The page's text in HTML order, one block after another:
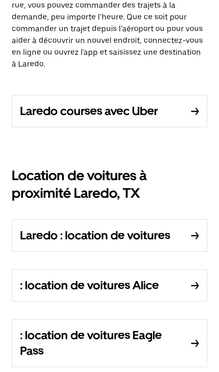
rue, vous pouvez commander des trajets à la
demande, peu importe l’heure. Que ce soit pour
commander un trajet depuis l’aéroport ou pour vous
aider à découvrir un nouvel endroit, connectez-vous
en ligne ou ouvrez l'app et saisissez une destination
à Laredo.
Laredo courses avec Uber
Location de voitures à
proximité Laredo, TX
Laredo : location de voitures
: location de voitures Alice
: location de voitures Eagle
Pass